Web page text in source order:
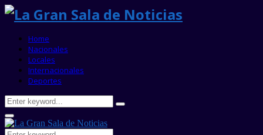
Home
Nacionales
Locales
Internacionales
Deportes
Search
for:
Search
Primary
Menu
Search